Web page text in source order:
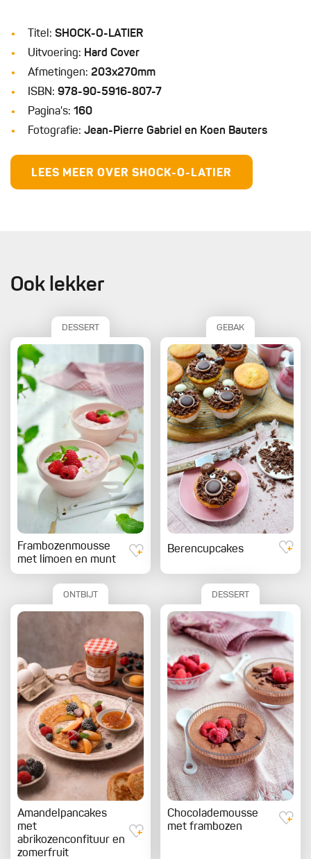
Titel: SHOCK-O-LATIER
Uitvoering: Hard Cover
Afmetingen: 203x270mm
ISBN: 978-90-5916-807-7
Pagina's: 160
Fotografie: Jean-Pierre Gabriel en Koen Bauters
LEES MEER OVER SHOCK-O-LATIER
Ook lekker
DESSERT
Frambozenmousse
met limoen en munt
GEBAK
Berencupcakes
ONTBIJT
Amandelpancakes
met
abrikozenconfituur en
zomerfruit
DESSERT
Chocolademousse
met frambozen